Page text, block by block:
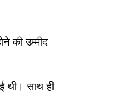
की उम्मीद
थी। साथ ही